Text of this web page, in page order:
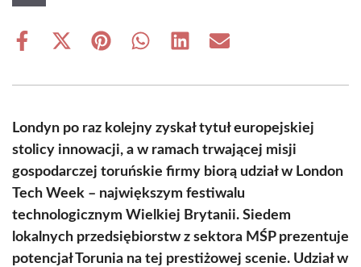
Share
Share
(Twitter)
Share Share Share Share
Londyn po raz kolejny zyskał tytuł europejskiej
stolicy innowacji, a w ramach trwającej misji
gospodarczej toruńskie firmy biorą udział w London
Tech Week – największym festiwalu
technologicznym Wielkiej Brytanii. Siedem
lokalnych przedsiębiorstw z sektora MŚP prezentuje
potencjał Torunia na tej prestiżowej scenie. Udział w